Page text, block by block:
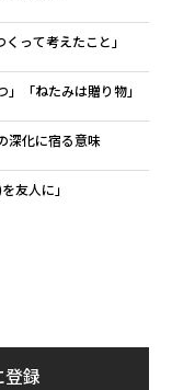
って考えたこと」
「ねたみは贈り物」
深化に宿る意味
友人に」
録